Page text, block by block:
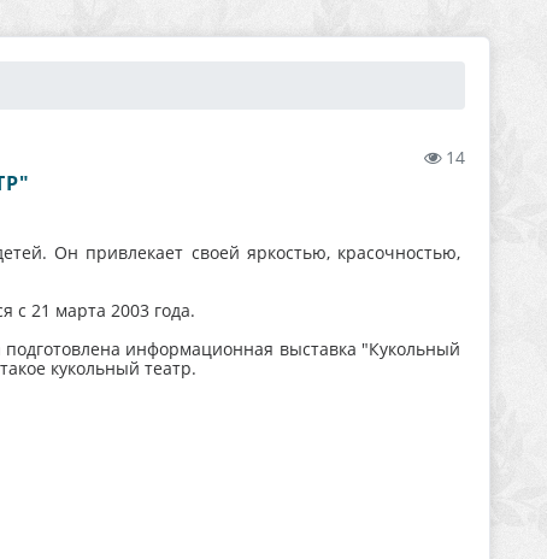
14
Он привлекает своей яркостью, красочностью,
с 21 марта 2003 года.
информационная выставка "Кукольный
кукольный театр.